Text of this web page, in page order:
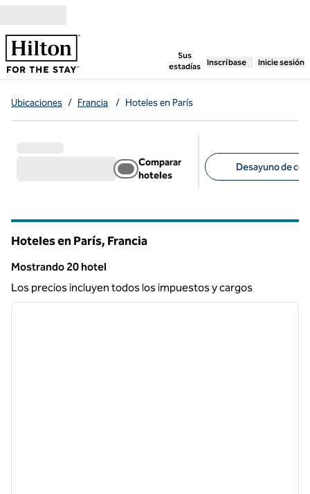
Sus
estadías
, abre una pestaña
Inscríbase Inicie sesión
Ubicaciones / Francia / Hoteles en París
Comparar
hoteles
Desayuno de
Hoteles en París, Francia
Mostrando 20 hotel
Mostrando 20 hotel
Los precios incluyen todos los impuestos y cargos
1 de 7